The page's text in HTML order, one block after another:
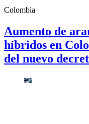
Colombia
Aumento de
híbridos en
del nuevo